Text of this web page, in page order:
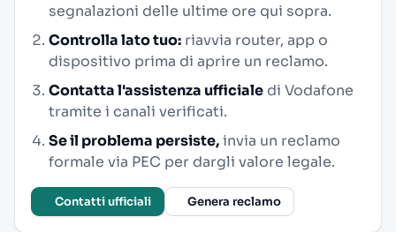
segnalazioni delle ultime ore qui sopra.
Controlla lato tuo: riavvia router, app o
dispositivo prima di aprire un reclamo.
Contatta l'assistenza ufficialedi Vodafone
tramite i canali verificati.
Se il problema persiste,invia un reclamo
formale via PEC per dargli valore legale.
Contatti ufficiali Genera reclamo